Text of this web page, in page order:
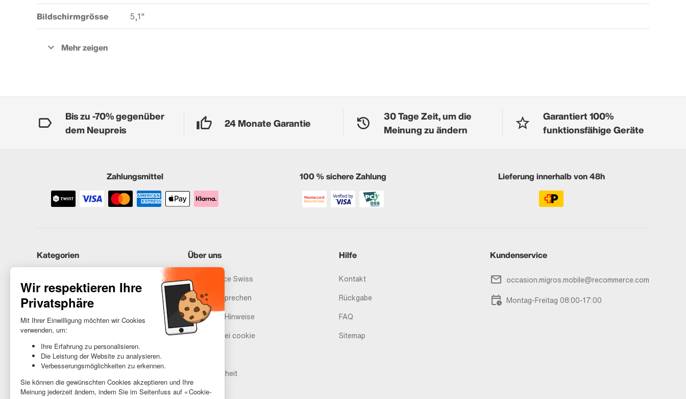
Bildschirmgrösse 5,1"
Bis zu -70% gegenüber
dem Neupreis
24 Monate Garantie
30 Tage Zeit, um die
Meinung zu ändern
Garantiert 100%
funktionsfähige Geräte
Zahlungsmittel 100 % sichere Zahlung Lieferung innerhalb von 48h
Kategorien
Samsung
Huawei
Benötigst du Hilfe?
Über uns
Recommerce Swiss
Unser Versprechen
Rechtliche Hinweise
Gestione dei cookie
Barrierefreiheit
Hilfe
Kontakt
Rückgabe
FAQ
Sitemap
Kundenservice
occasion.migros.mobile@recommerce.com
Montag-Freitag 08:00-17:00